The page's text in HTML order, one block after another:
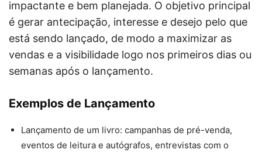
impactante e bem planejada. O objetivo principal
é gerar antecipação, interesse e desejo pelo que
está sendo lançado, de modo a maximizar as
vendas e a visibilidade logo nos primeiros dias ou
semanas após o lançamento.
Exemplos de Lançamento
Lançamento de um livro: campanhas de pré-venda,
eventos de leitura e autógrafos, entrevistas com o